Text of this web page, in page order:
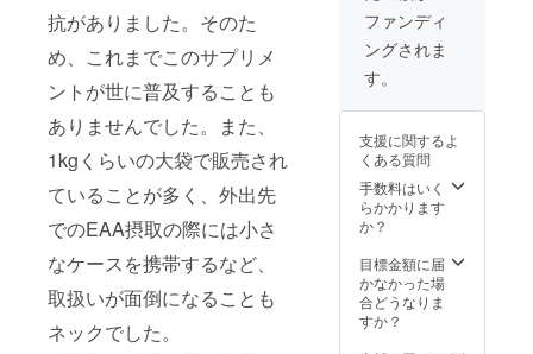
抗がありました。そのた
め、これまでこのサプリメ
ントが世に普及することも
ありませんでした。また、
1kgくらいの大袋で販売され
ていることが多く、外出先
でのEAA摂取の際には小さ
なケースを携帯するなど、
取扱いが面倒になることも
ネックでした。
ト内で
の告
知。
方法や
は応相
談） ・
EAAと
いえ
食とい
えば、
豚バラ
ファンディ
ングされま
す。
支援に関するよ
くある質問
手数料はいく
らかかります
か？
目標金額に届
かなかった場
合どうなりま
すか？